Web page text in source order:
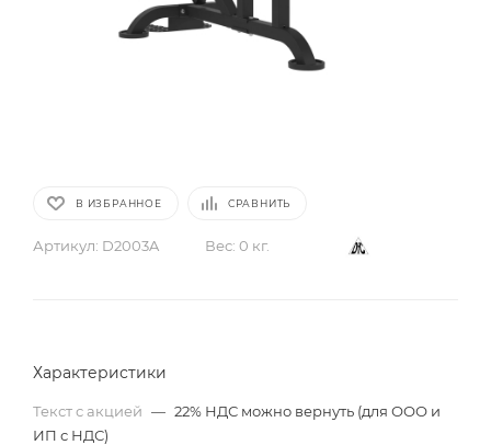
В ИЗБРАННОЕ СРАВНИТЬ
Артикул: D2003A Вес: 0 кг.
Характеристики
Текст с акцией — 22% НДС можно вернуть (для ООО и
ИП с НДС)